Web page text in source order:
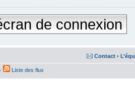
de connexion
Contact •
Liste des flux